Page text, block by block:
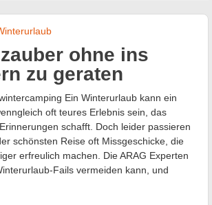
ohne ins
zu geraten
Ein Winterurlaub kann ein
oft teures Erlebnis sein, das
schafft. Doch leider passieren
schönsten Reise oft Missgeschicke, die
erfreulich machen. Die ARAG Experten
Fails vermeiden kann, und